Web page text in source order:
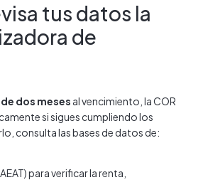
tus datos la
de
dos meses al vencimiento, la COR
si sigues cumpliendo los
consulta las bases de datos de:
para verificar la renta,